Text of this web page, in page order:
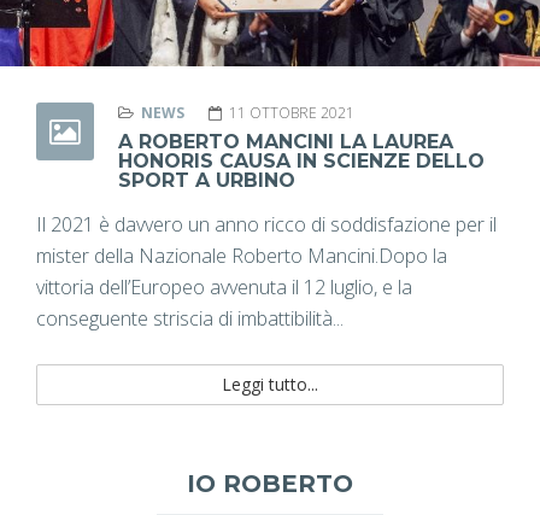
NEWS 11 OTTOBRE 2021
A ROBERTO MANCINI LA LAUREA
HONORIS CAUSA IN SCIENZE DELLO
SPORT A URBINO
Il 2021 è davvero un anno ricco di soddisfazione per il
mister della Nazionale Roberto Mancini.Dopo la
vittoria dell’Europeo avvenuta il 12 luglio, e la
conseguente striscia di imbattibilità...
Leggi tutto...
IO ROBERTO